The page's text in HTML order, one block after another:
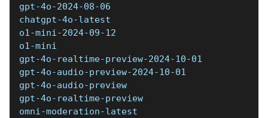
gpt-4o-2024-08-06
chatgpt-4o-latest
o1-mini-2024-09-12
o1-mini
gpt-4o-realtime-preview-2024-10-01
gpt-4o-audio-preview-2024-10-01
gpt-4o-audio-preview
gpt-4o-realtime-preview
omni-moderation-latest